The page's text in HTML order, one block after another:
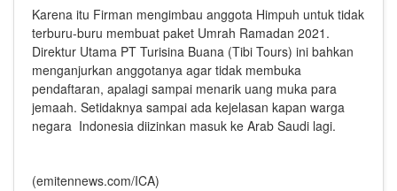
Karena itu Firman mengimbau anggota Himpuh untuk tidak
terburu-buru membuat paket Umrah Ramadan 2021.
Direktur Utama PT Turisina Buana (Tibi Tours) ini bahkan
menganjurkan anggotanya agar tidak membuka
pendaftaran, apalagi sampai menarik uang muka para
jemaah. Setidaknya sampai ada kejelasan kapan warga
negara Indonesia diizinkan masuk ke Arab Saudi lagi.
(emitennews.com/ICA)